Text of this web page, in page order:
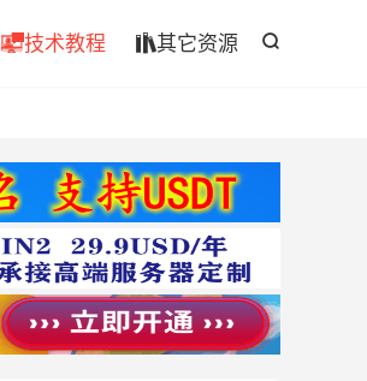

技术教程 其它资源